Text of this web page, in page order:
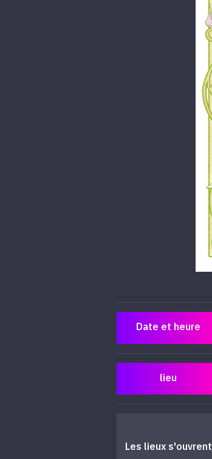
Date et heure
lieu
Les lieux s'ouvrent